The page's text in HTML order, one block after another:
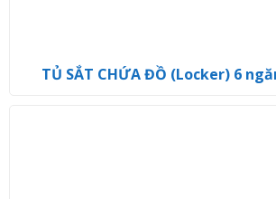
TỦ SẮT CHỨA ĐỒ (Locker) 6